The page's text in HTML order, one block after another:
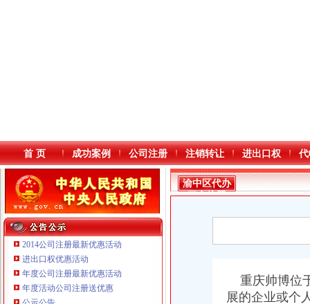
本站导航
首 页 成功案例 公司注册 注销转让 进出口权
2014公司注册最新优惠活动
进出口权优惠活动
年度公司注册最新优惠活动
年度活动公司注册送优惠
重庆鸽牌电线电缆有限公司 渝北10010万 (进出口权)
渝中区代办
工商执照
重庆帅博位
展的企业或个